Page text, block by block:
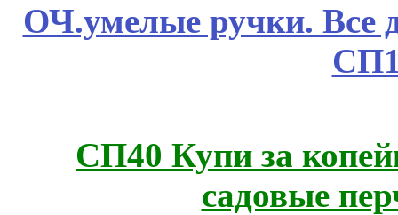
ОЧ.умелые ручки. Все
СП40 Купи за
садовые